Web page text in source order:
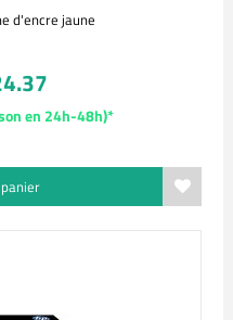
d'encre jaune
en 24h-48h)*